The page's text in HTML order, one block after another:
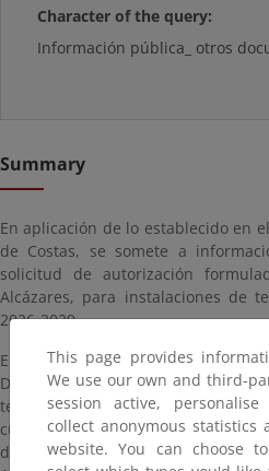
Character of the query:
Información pública_ otros
Summary
En aplicación de lo establecido en
de Costas, se somete a
solicitud de autorización
Alcázares, para instalaciones de
2026-2029.
El expediente estará a disposición
DÍAS HÁBILES, contados a partir
tenga lugar la publicación de
cual se puede consultar en esta
de esta Demarcación de Costas
This page provides
We use our own and third-
session active,
collect anonymous statistics
website. You can choose